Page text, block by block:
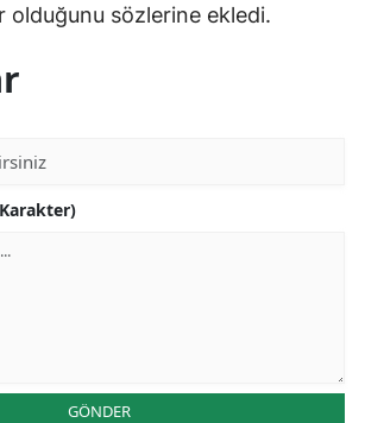
olduğunu sözlerine ekledi.
GÖNDER